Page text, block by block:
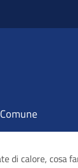
di calore, cosa